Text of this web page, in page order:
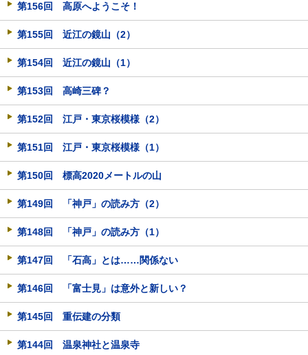
第156回 高原へようこそ！
第155回 近江の鏡山（2）
第154回 近江の鏡山（1）
第153回 高崎三碑？
第152回 江戸・東京桜模様（2）
第151回 江戸・東京桜模様（1）
第150回 標高2020メートルの山
第149回 「神戸」の読み方（2）
第148回 「神戸」の読み方（1）
第147回 「石高」とは……関係ない
第146回 「富士見」は意外と新しい？
第145回 重伝建の分類
第144回 温泉神社と温泉寺